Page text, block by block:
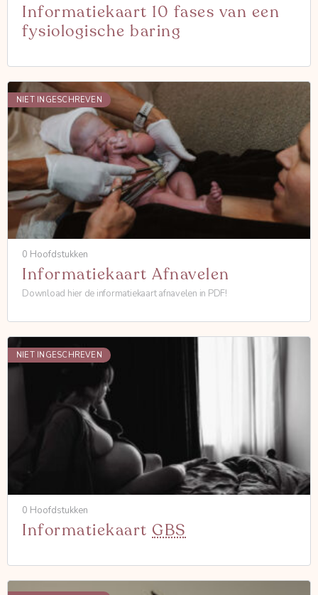
Informatiekaart 10 fases van een
fysiologische baring
NIET INGESCHREVEN
0 Hoofdstukken
Informatiekaart Afnavelen
Download hier de informatiekaart afnavelen in PDF!
NIET INGESCHREVEN
0 Hoofdstukken
Informatiekaart GBS